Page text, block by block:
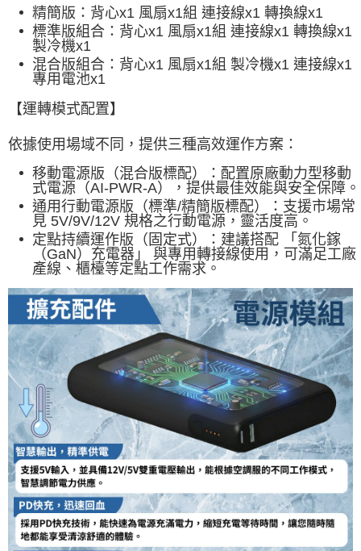
精簡版：背心x1 風扇x1組 連接線x1 轉換線x1
標準版組合 ： 背心x1 風扇x1組 連接線x1 轉換線x1
製冷機x1
混合版組合 ： 背心x1 風扇x1組 製冷機x1 連接線x1
專用電池x1
【運轉模式配置】
依據使用場域不同，提供三種高效運作方案：
移動電源版（混合版標配）：配置原廠動力型移動
式電源（AI-PWR-A），提供最佳效能與安全保障。
通用行動電源版（標準/精簡版標配）：支援市場常
見 5V/9V/12V 規格之行動電源，靈活度高。
定點持續運作版（固定式）：建議搭配 「氮化鎵
（GaN）充電器」 與專用轉接線使用，可滿足工廠
產線、櫃檯等定點工作需求。